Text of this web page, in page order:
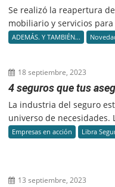
Se realizó la reapertura
mobiliario y servicios para
ADEMÁS. Y TAMBIÉN...
18 septiembre, 2023
4 seguros que tus
La industria del seguro
universo de necesidades.
Empresas en acción Libra
13 septiembre, 2023